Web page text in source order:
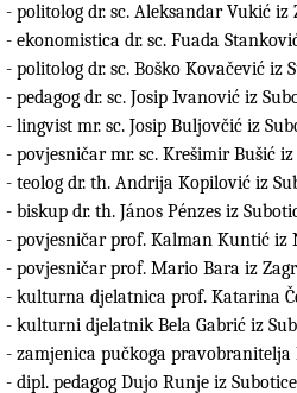
- politolog dr. sc. Aleksandar Vukić iz
- ekonomistica dr. sc. Fuada
- politolog dr. sc. Boško Kovačević iz
- pedagog dr. sc. Josip Ivanović iz
- lingvist mr. sc. Josip Buljovčić iz
- povjesničar mr. sc. Krešimir Bušić
- teolog dr. th. Andrija Kopilović iz
- biskup dr. th. János Pénzes iz
- povjesničar prof. Kalman Kuntić iz
- povjesničar prof. Mario Bara iz
- kulturna djelatnica prof. Katarina
- kulturni djelatnik Bela Gabrić iz
- zamjenica pučkoga
- dipl. pedagog Dujo Runje iz